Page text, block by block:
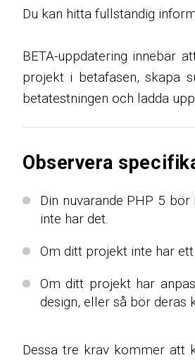
Du kan hitta fullständig
BETA-uppdatering innebär
projekt i betafasen, skapa
betatestningen och ladda
Observera
Din nuvarande PHP 5
inte har det.
Om ditt projekt inte har
Om ditt projekt har
design, eller så bör deras
Dessa tre krav kommer att